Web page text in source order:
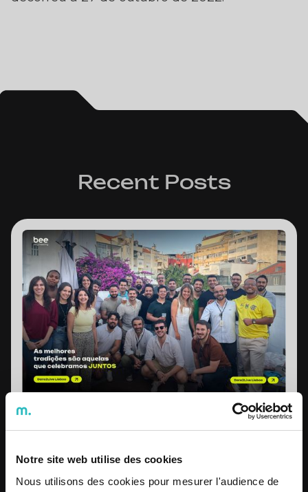
Notre site web utilise des cookies
Nous utilisons des cookies pour mesurer l'audience de
Recent Posts
Dare2Live: Santos Populares